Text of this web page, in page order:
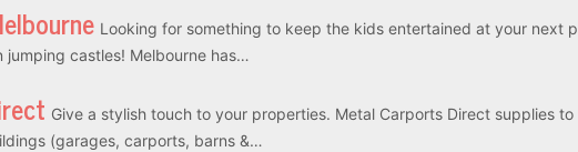
Looking for something to keep the kids entertained at your next p
jumping castles! Melbourne has…
Give a stylish touch to your properties. Metal Carports Direct supplies to
(garages, carports, barns &…